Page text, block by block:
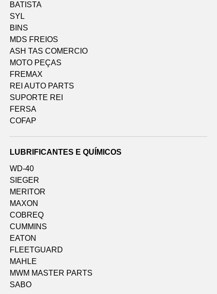
BATISTA
SYL
BINS
MDS FREIOS
ASH TAS COMERCIO
MOTO PEÇAS
FREMAX
REI AUTO PARTS
SUPORTE REI
FERSA
COFAP
LUBRIFICANTES E QUÍMICOS
WD-40
SIEGER
MERITOR
MAXON
COBREQ
CUMMINS
EATON
FLEETGUARD
MAHLE
MWM MASTER PARTS
SABO